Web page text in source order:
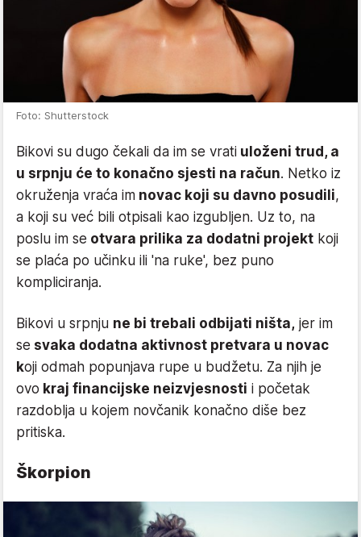
Foto: Shutterstock
Bikovi su dugo čekali da im se vrati uloženi trud, a
u srpnju će to konačno sjesti na račun. Netko iz
okruženja vraća im novac koji su davno posudili,
a koji su već bili otpisali kao izgubljen. Uz to, na
poslu im se otvara prilika za dodatni projekt koji
se plaća po učinku ili 'na ruke', bez puno
kompliciranja.
Bikovi u srpnju ne bi trebali odbijati ništa, jer im
se svaka dodatna aktivnost pretvara u novac
koji odmah popunjava rupe u budžetu. Za njih je
ovo kraj financijske neizvjesnosti i početak
razdoblja u kojem novčanik konačno diše bez
pritiska.
Škorpion